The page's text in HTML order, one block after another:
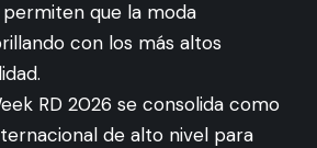
que la moda
con los más altos
RD 2026 se consolida como
de alto nivel para